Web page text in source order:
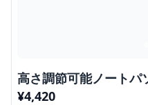
高さ調節可能ノートパ
¥4,420